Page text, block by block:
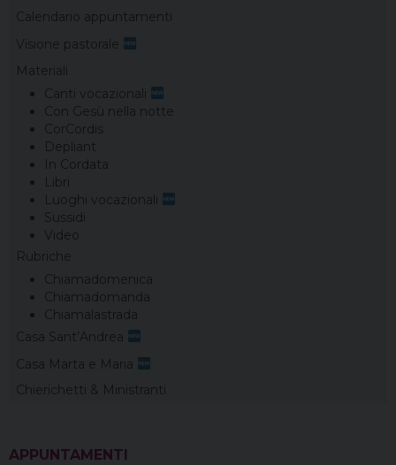
Calendario appuntamenti
Visione pastorale
Materiali
Canti vocazionali
Con Gesù nella notte
CorCordis
Depliant
In Cordata
Libri
Luoghi vocazionali
Sussidi
Video
Rubriche
Chiamadomenica
Chiamadomanda
Chiamalastrada
Casa Sant’Andrea
Casa Marta e Maria
Chierichetti & Ministranti
APPUNTAMENTI